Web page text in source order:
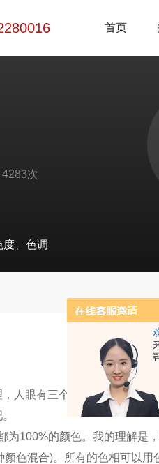
首页
次
、色调
Hue(色相)、
人眼有三个色彩接收器，分
为100%的颜色。我的理解是
颜色混合)。所有的色相可以用